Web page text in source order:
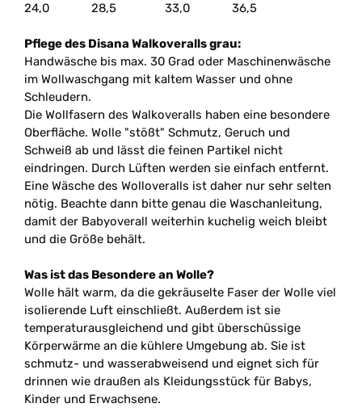
24,0 28,5 33,0 36,5
Pflege des Disana Walkoveralls grau:
Handwäsche bis max. 30 Grad oder Maschinenwäsche
im Wollwaschgang mit kaltem Wasser und ohne
Schleudern.
Die Wollfasern des Walkoveralls haben eine besondere
Oberfläche. Wolle "stößt" Schmutz, Geruch und
Schweiß ab und lässt die feinen Partikel nicht
eindringen. Durch Lüften werden sie einfach entfernt.
Eine Wäsche des Wolloveralls ist daher nur sehr selten
nötig. Beachte dann bitte genau die Waschanleitung,
damit der Babyoverall weiterhin kuchelig weich bleibt
und die Größe behält.
Was ist das Besondere an Wolle?
Wolle hält warm, da die gekräuselte Faser der Wolle viel
isolierende Luft einschließt. Außerdem ist sie
temperaturausgleichend und gibt überschüssige
Körperwärme an die kühlere Umgebung ab. Sie ist
schmutz- und wasserabweisend und eignet sich für
drinnen wie draußen als Kleidungsstück für Babys,
Kinder und Erwachsene.